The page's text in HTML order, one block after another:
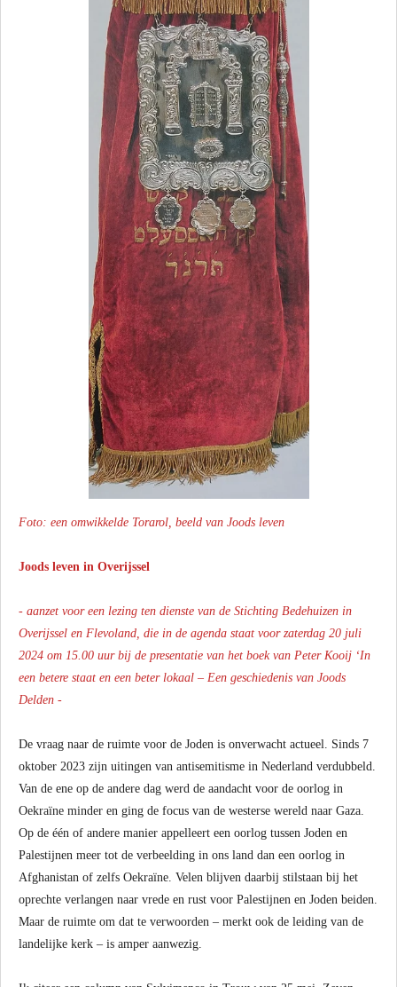
Foto: een omwikkelde Torarol, beeld van Joods leven
Joods leven in Overijssel
- aanzet voor een lezing ten dienste van de Stichting Bedehuizen in
Overijssel en Flevoland, die in de agenda staat voor zaterdag 20 juli
2024 om 15.00 uur bij de presentatie van het boek van Peter Kooij ‘In
een betere staat en een beter lokaal – Een geschiedenis van Joods
Delden -
De vraag naar de ruimte voor de Joden is onverwacht actueel. Sinds 7
oktober 2023 zijn uitingen van antisemitisme in Nederland verdubbeld.
Van de ene op de andere dag werd de aandacht voor de oorlog in
Oekraïne minder en ging de focus van de westerse wereld naar Gaza.
Op de één of andere manier appelleert een oorlog tussen Joden en
Palestijnen meer tot de verbeelding in ons land dan een oorlog in
Afghanistan of zelfs Oekraïne. Velen blijven daarbij stilstaan bij het
oprechte verlangen naar vrede en rust voor Palestijnen en Joden beiden.
Maar de ruimte om dat te verwoorden – merkt ook de leiding van de
landelijke kerk – is amper aanwezig.